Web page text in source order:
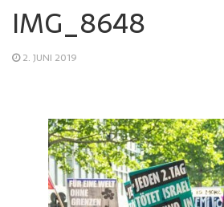
IMG_8648
2. JUNI 2019